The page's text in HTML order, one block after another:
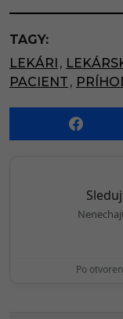
t
P
a
g
i
n
a
TAGY:
LEKÁRI ,
PACIENT ,
Po